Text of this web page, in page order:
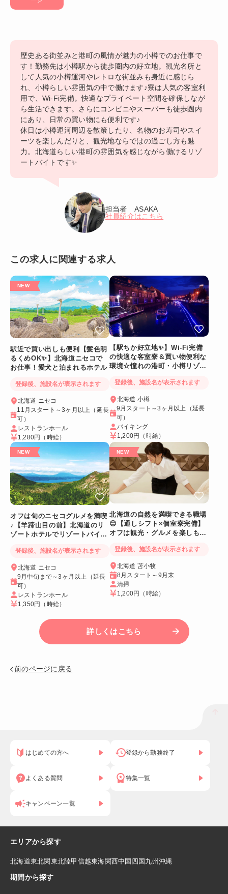
歴史ある街並みと港町の風情が魅力の小樽でのお仕事で
す！勤務先は小樽駅から徒歩圏内の好立地。観光名所と
して人気の小樽運河やレトロな街並みも身近に感じら
れ、小樽らしい雰囲気の中で働けます♪寮は人気の客室利
用で、Wi-Fi完備。快適なプライベート空間を確保しなが
ら生活できます。さらにコンビニやスーパーも徒歩圏内
にあり、日常の買い物にも便利です♪
休日は小樽運河周辺を散策したり、名物のお寿司やスイ
ーツを楽しんだりと、観光地ならではの過ごし方も魅
力。北海道らしい港町の雰囲気を感じながら働けるリゾ
ートバイトです✨
担当者 ASAKA
社員紹介はこちら
この求人に関連する求人
駅近で買い出しも便利【髪色明
るくめOK✨】北海道ニセコで
お仕事！愛犬と泊まれるホテル
登録後、施設名が表示されます
北海道 ニセコ
11月スタート～3ヶ月以上（延長
可）
レストランホール
1,280円
（時給）
【駅ちか好立地✨】Wi-Fi完備
の快適な客室寮＆買い物便利な
環境☆憧れの港町・小樽リゾー
登録後、施設名が表示されます
北海道 小樽
9月スタート～3ヶ月以上（延長
可）
バイキング
1,200円
（時給）
オフは旬のニセコグルメを満喫
♪【羊蹄山目の前】北海道のリ
ゾートホテルでリゾートバイト
登録後、施設名が表示されます
北海道 ニセコ
9月中旬まで～3ヶ月以上（延長
可）
レストランホール
1,350円 （時給）
北海道の自然を満喫できる職場
😊【通しシフト×個室寮完備】
オフは観光・グルメを楽しも
登録後、施設名が表示されます
北海道 苫小牧
8月スタート～9月末
清掃
1,200円 （時給）
詳しくはこちら
前のページに戻る
はじめての方へ 登録から勤務終了
よくある質問 特集一覧
キャンペーン一覧
エリアから探す
北海道東北関東北陸甲信越東海関西中国 四国九州沖縄
期間から探す